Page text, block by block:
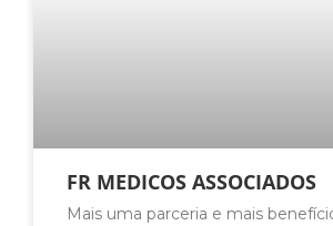
FR MEDICOS ASSOCIADOS
Mais uma parceria e mais